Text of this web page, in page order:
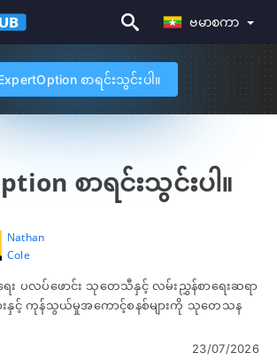
ဗမာစကာ
စာရင်းသွင်းပါ။
စာရင်းသွင်းပါ။
Nathan
Cole
ေး ပလပ်ဖောင်း သုတေသီနှင့် လမ်းညွှန်စာရေးဆရာ
ားနှင့် ကုန်သွယ်မှုအကောင့်စနစ်များကို သုတေသန
23/07/2026